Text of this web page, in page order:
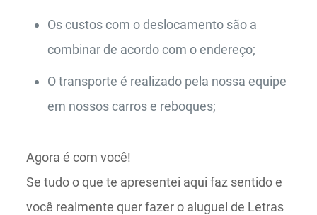
Os custos com o deslocamento são a
combinar de acordo com o endereço;
O transporte é realizado pela nossa equipe
em nossos carros e reboques;
Agora é com você!
Se tudo o que te apresentei aqui faz sentido e
você realmente quer fazer o aluguel de Letras